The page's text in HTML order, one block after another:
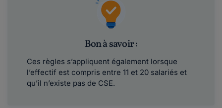
Bon à savoir :
Ces règles s’appliquent également lorsque
l’effectif est compris entre 11 et 20 salariés et
qu’il n’existe pas de CSE.